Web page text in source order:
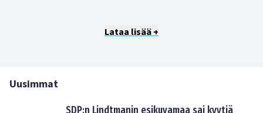
Lataa lisää +
Uusimmat
SDP:n Lindtmanin esikuvamaa sai kyytiä